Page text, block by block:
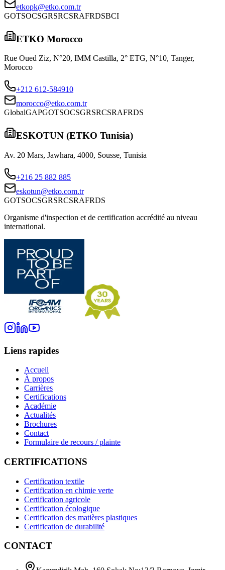
etkopk@etko.com.tr
GOTSOCSGRSRCSRAFRDSBCI
ETKO Morocco
Rue Oued Ziz, N°20, IMM Castilla, 2° ETG, N°10, Tanger,
Morocco
+212 612-584910
morocco@etko.com.tr
GlobalGAPGOTSOCSGRSRCSRAFRDS
ESKOTUN (ETKO Tunisia)
Av. 20 Mars, Jawhara, 4000, Sousse, Tunisia
+216 25 882 885
eskotun@etko.com.tr
GOTSOCSGRSRCSRAFRDS
Organisme d'inspection et de certification accrédité au niveau
international.
Liens rapides
Accueil
À propos
Carrières
Certifications
Académie
Actualités
Brochures
Contact
Formulaire de recours / plainte
CERTIFICATIONS
Certification textile
Certification en chimie verte
Certification agricole
Certification écologique
Certification des matières plastiques
Certification de durabilité
CONTACT